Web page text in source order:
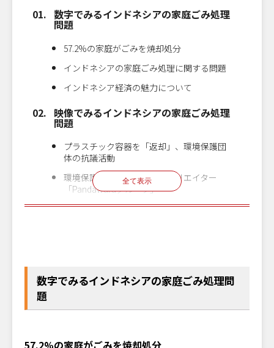
全て表示
数字でみるインドネシアの家庭ごみ処理
問題
57.2%の家庭がごみを焼却処分
インドネシアの家庭ごみ処理に関する問題
インドネシア経済の魅力について
映像でみるインドネシアの家庭ごみ処理
問題
プラスチック容器を「返却」、環境保護団
体の抗議活動
環境保護団体×コンテンツクリエイター
「Pandawaraグループ」
数字でみるインドネシアの家庭ごみ処理問
題
57.2%の家庭がごみを焼却処分